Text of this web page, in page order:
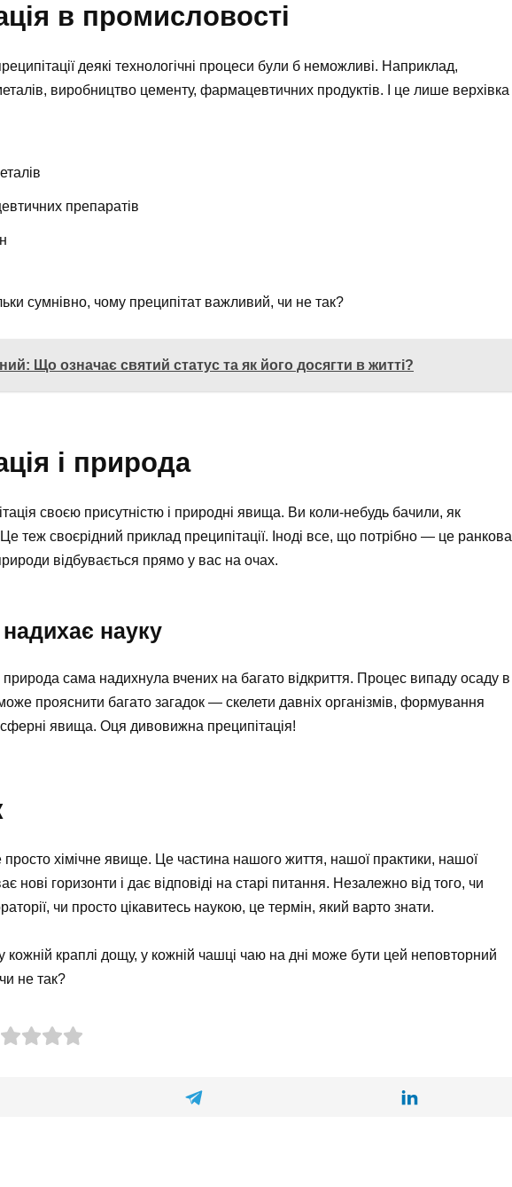
в промисловості
деякі технологічні процеси були б неможливі. Наприклад,
виробництво цементу, фармацевтичних продуктів. І це лише верхівка
препаратів
сумнівно, чому преципітат важливий, чи не так?
Що означає святий статус та як його досягти в житті?
і природа
своєю присутністю і природні явища. Ви коли-небудь бачили, як
теж своєрідний приклад преципітації. Іноді все, що потрібно — це ранкова
відбувається прямо у вас на очах.
науку
сама надихнула вчених на багато відкриття. Процес випаду осаду в
прояснити багато загадок — скелети давніх організмів, формування
явища. Оця дивовижна преципітація!
хімічне явище. Це частина нашого життя, нашої практики, нашої
нові горизонти і дає відповіді на старі питання. Незалежно від того, чи
чи просто цікавитесь наукою, це термін, який варто знати.
кожній краплі дощу, у кожній чашці чаю на дні може бути цей неповторний
не так?